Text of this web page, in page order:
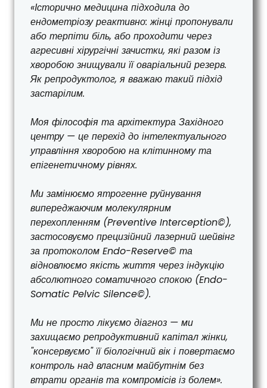
«Історично медицина підходила до
ендометріозу реактивно: жінці пропонували
або терпіти біль, або проходити через
агресивні хірургічні зачистки, які разом із
хворобою знищували її оваріальний резерв.
Як репродуктолог, я вважаю такий підхід
застарілим.
Моя філософія та архітектура Західного
центру — це перехід до інтелектуального
управління хворобою на клітинному та
епігенетичному рівнях.
Ми замінюємо ятрогенне руйнування
випереджаючим молекулярним
перехопленням (Preventive Interception©),
застосовуємо прецизійний лазерний шейвінг
за протоколом Endo-Reserve© та
відновлюємо якість життя через індукцію
абсолютного соматичного спокою (Endo-
Somatic Pelvic Silence©).
Ми не просто лікуємо діагноз — ми
захищаємо репродуктивний капітал жінки,
"консервуємо" її біологічний вік і повертаємо
контроль над власним майбутнім без
втрати органів та компромісів із болем».